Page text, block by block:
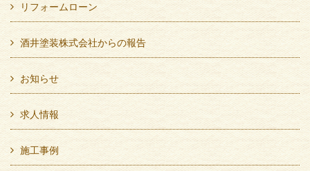
リフォームローン
酒井塗装株式会社からの報告
お知らせ
求人情報
施工事例